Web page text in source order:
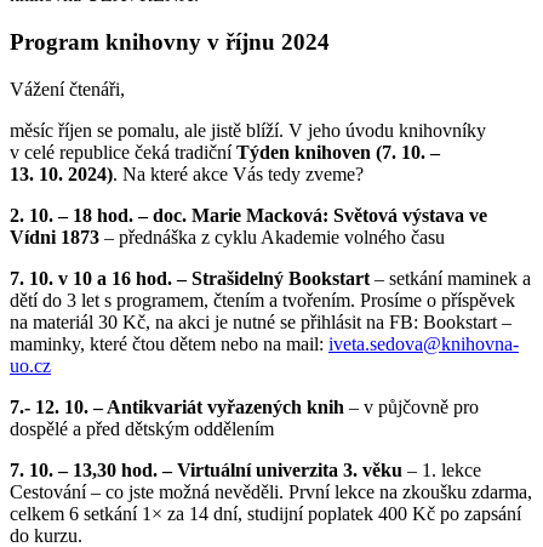
Program knihovny v říjnu 2024
Vážení čtenáři,
měsíc říjen se pomalu, ale jistě blíží. V jeho úvodu knihovníky
v celé republice čeká tradičníTýden knihoven (7. 10. –
13. 10. 2024). Na které akce Vás tedy zveme?
2. 10. – 18 hod. – doc. Marie Macková: Světová výstava ve
Vídni 1873 – přednáška z cyklu Akademie volného času
7. 10. v 10 a 16 hod. – Strašidelný Bookstart – setkání maminek a
dětí do 3 let s programem, čtením a tvořením. Prosíme o příspěvek
na materiál 30 Kč, na akci je nutné se přihlásit na FB: Bookstart –
maminky, které čtou dětem nebo na mail: iveta.sedova@knihovna-
uo.cz
7.- 12. 10. – Antikvariát vyřazených knih – v půjčovně pro
dospělé a před dětským oddělením
7. 10. – 13,30 hod. – Virtuální univerzita 3. věku – 1. lekce
Cestování – co jste možná nevěděli. První lekce na zkoušku zdarma,
celkem 6 setkání 1× za 14 dní, studijní poplatek 400 Kč po zapsání
do kurzu.